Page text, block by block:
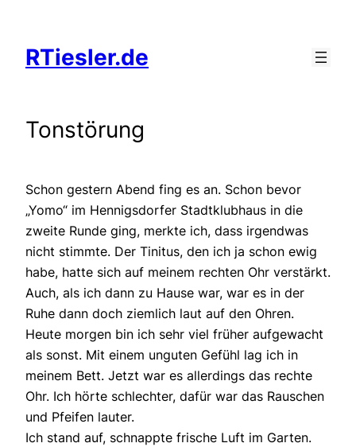
springen
RTiesler.de
Tonstörung
Schon gestern Abend fing es an. Schon bevor
„Yomo“ im Hennigsdorfer Stadtklubhaus in die
zweite Runde ging, merkte ich, dass irgendwas
nicht stimmte. Der Tinitus, den ich ja schon ewig
habe, hatte sich auf meinem rechten Ohr verstärkt.
Auch, als ich dann zu Hause war, war es in der
Ruhe dann doch ziemlich laut auf den Ohren.
Heute morgen bin ich sehr viel früher aufgewacht
als sonst. Mit einem unguten Gefühl lag ich in
meinem Bett. Jetzt war es allerdings das rechte
Ohr. Ich hörte schlechter, dafür war das Rauschen
und Pfeifen lauter.
Ich stand auf, schnappte frische Luft im Garten.